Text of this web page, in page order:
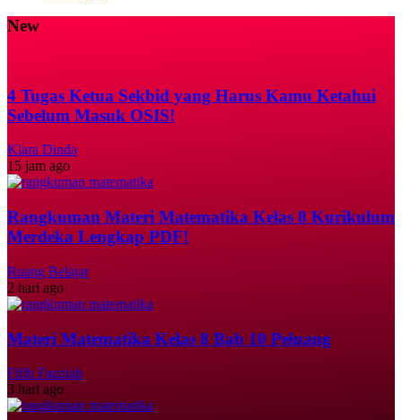
New
4 Tugas Ketua Sekbid yang Harus Kamu Ketahui
Sebelum Masuk OSIS!
Klara Dinda
15 jam ago
Rangkuman Materi Matematika Kelas 8 Kurikulum
Merdeka Lengkap PDF!
Ruang Belajar
2 hari ago
Materi Matematika Kelas 8 Bab 10 Peluang
Fifih Fauziah
3 hari ago